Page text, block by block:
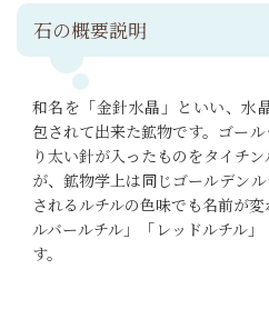
石の概要説明
和名を「金針水晶」といい、水
包されて出来た鉱物です。ゴー
り太い針が入ったものをタイチ
が、鉱物学上は同じゴールデン
されるルチルの色味でも名前が
ルバールチル」「レッドルチル
す。